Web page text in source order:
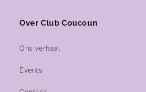
Over Club Coucoun
Ons verhaal
Events